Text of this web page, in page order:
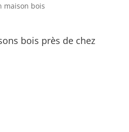
maison bois
bois près de chez